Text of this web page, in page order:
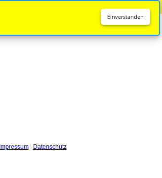
Impressum| Datenschutz
Einverstanden